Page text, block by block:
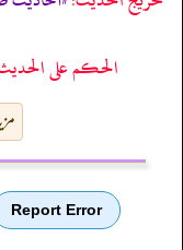
الحكم على
Report Error